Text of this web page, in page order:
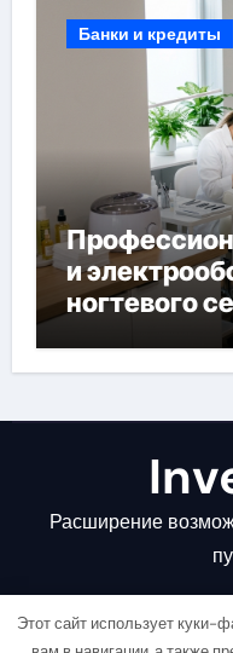
Банки и кредиты
и
ногтевого
депиляции
Расширение
Этот сайт использует куки-